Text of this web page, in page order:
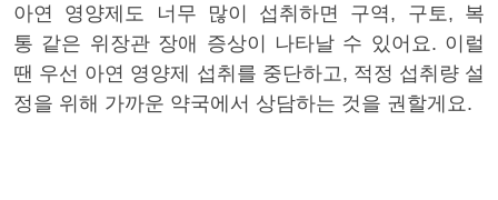
아연 영양제도 너무 많이 섭취하면 구역, 구토 , 복
통 같은 위장관 장애 증상이 나타날 수 있어요. 이럴
땐 우선 아연 영양제 섭취를 중단하고, 적정 섭취량 설
정을 위해 가까운 약국에서 상담하는 것을 권할게요.